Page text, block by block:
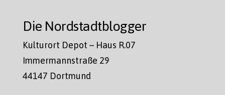
Die Nordstadtblogger
Kulturort Depot – Haus R.07
Immermannstraße 29
44147 Dortmund